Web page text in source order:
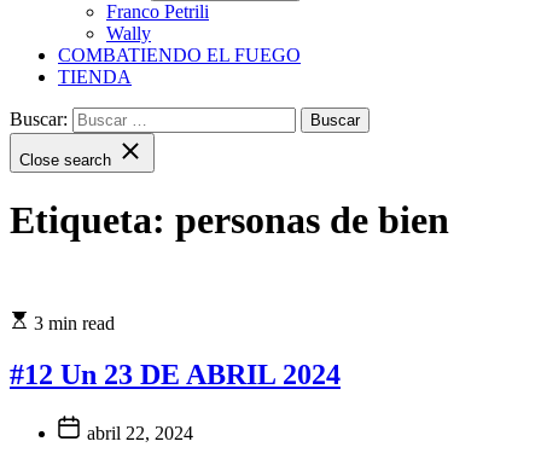
Franco Petrili
Wally
COMBATIENDO EL FUEGO
TIENDA
Buscar:
Close search
Etiqueta: personas de bien
3 min read
#12 Un 23 DE ABRIL 2024
abril 22, 2024